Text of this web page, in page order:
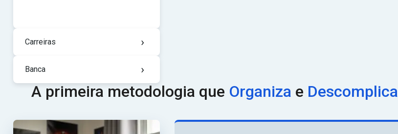
Carreiras ›
Banca ›
A primeira metodologia que Organiza e Descomplica